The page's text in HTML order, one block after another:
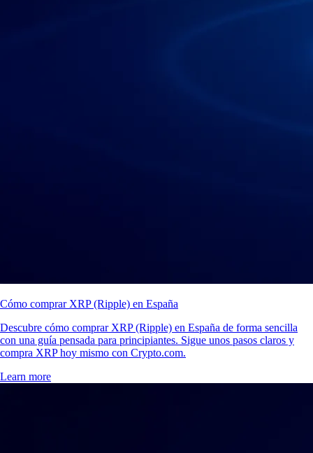
Cómo comprar XRP (Ripple) en España
Descubre cómo comprar XRP (Ripple) en España de forma sencilla
con una guía pensada para principiantes. Sigue unos pasos claros y
compra XRP hoy mismo con Crypto.com.
Learn more